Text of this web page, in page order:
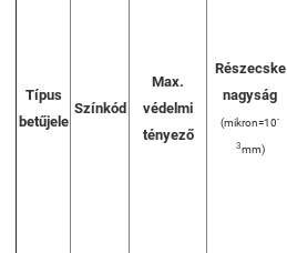
Típus
betűjele
Színkód
Max.
védelmi
tényező
Részecske
nagyság
(mikron=10-
3mm)